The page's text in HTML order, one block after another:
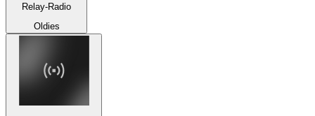
Relay-Radio
Oldies